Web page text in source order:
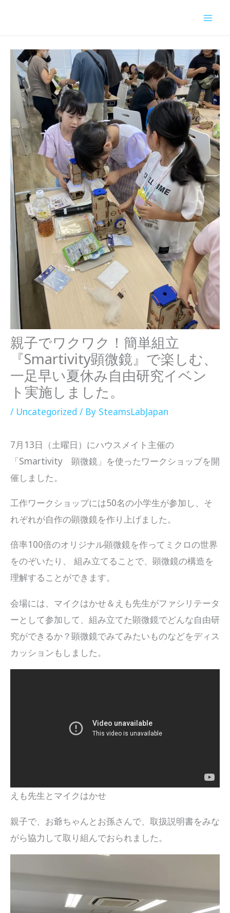
親子でワクワク！簡単組立
『Smartivity顕微鏡』で楽しむ、
一足早い夏休み自由研究イベン
ト実施しました。
/ Uncategorized / By SteamsLabJapan
7月13日（土曜日）にハウスメイト主催の
「Smartivity 顕微鏡」を使ったワークショップを開
催しました。
工作ワークショップには50名の小学生が参加し、そ
れぞれが自作の顕微鏡を作り上げました。
倍率100倍のオリジナル顕微鏡を作ってミクロの世界
をのぞいたり、 組み立てることで、顕微鏡の構造を
理解することができます。
会場には、マイクはかせ＆えも先生がファシリテータ
ーとして参加して、組み立てた顕微鏡でどんな自由研
究ができるか？顕微鏡でみてみたいものなどをディス
カッションもしました。
えも先生とマイクはかせ
親子で、お爺ちゃんとお孫さんで、取扱説明書をみな
がら協力して取り組んでおられました。